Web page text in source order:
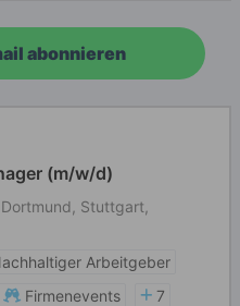
abonnieren
(m/w/d)
Stuttgart,
Arbeitgeber
Firmenevents
7